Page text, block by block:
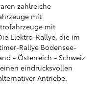
zahlreiche
mit
mit
Elektro-Rallye, die im
Rallye Bodensee-
- Österreich - Schweiz
eindrucksvollen
Antriebe.